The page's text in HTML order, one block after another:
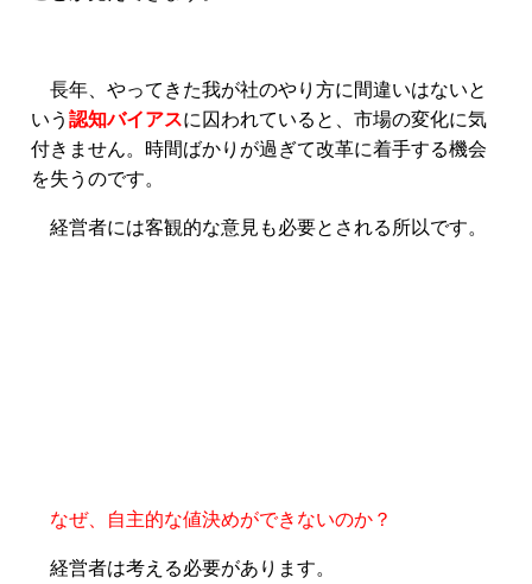
長年、やってきた我が社のやり方に間違いはないと
いう認知バイアスに囚われていると、市場の変化に気
付きません。時間ばかりが過ぎて改革に着手する機会
を失うのです。
経営者には客観的な意見も必要とされる所以です。
なぜ、自主的な値決めができないのか？
経営者は考える必要があります。